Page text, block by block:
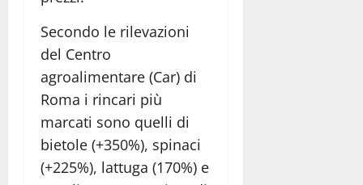
Secondo le rilevazioni
del Centro
agroalimentare (Car) di
Roma i rincari più
marcati sono quelli di
bietole (+350%), spinaci
(+225%), lattuga (170%) e